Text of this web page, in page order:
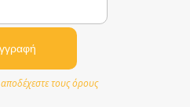
αποδέχεστε τους όρους